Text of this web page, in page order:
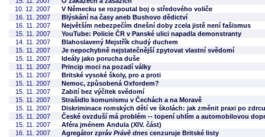
10. 12. 2007
V Německu se rozpoutal boj o středového voliče
16. 11. 2007
Blýskání na časy aneb Bushovo dědictví
16. 11. 2007
Největším nebezpečím dnešní doby zcela jistě není fašismus
15. 11. 2007
YouTube: Policie ČR v Panské ulici napadla demonstranty
14. 11. 2007
Blahoslavený Mejstřík chudý duchem
15. 11. 2007
Je nepochybně nejstatečnější zpytovat vlastní svědomí
15. 11. 2007
Ideály jako porucha duše
11. 11. 2007
Princip moci na pozadí války
15. 11. 2007
Britské vysoké školy, pro a proti
15. 11. 2007
Nemoc, způsobená Oxfordem?
15. 11. 2007
Zabití bez výčitek svědomí
15. 11. 2007
Strašidlo komunismu v Čechách a na Moravě
15. 11. 2007
Diskriminace romských dětí ve školách: jak změnit praxi po
15. 11. 2007
České ovzduší má problém -- topení uhlím a automobilovou
15. 11. 2007
Aféra jménem Andula (XIV. část)
16. 11. 2007
Agregátor zpráv Právě dnes cenzuruje Britské listy